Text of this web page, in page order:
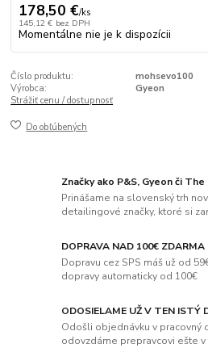
178,50 €/ks
145,12 € bez DPH
Momentálne nie je k dispozícii
Číslo produktu:
mohsevo100
Výrobca:
Gyeon
Strážiť cenu / dostupnosť
Do obľúbených
Značky ako P&S, Gyeon či
Prinášame na slovenský trh
detailingové značky, ktoré si
DOPRAVA NAD 100€ ZDARMA
Dopravu cez SPS máš už od
dopravy automaticky od 100€
ODOSIELAME UŽ V TEN ISTÝ
Odošli objednávku v pracovný
odovzdáme prepravcovi ešte